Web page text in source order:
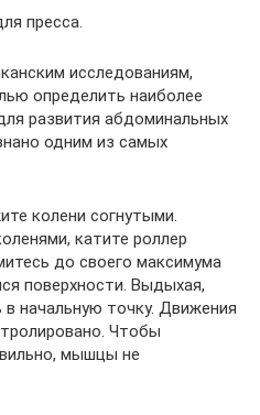
пресса.
исследованиям,
определить наиболее
развития абдоминальных
одним из самых
колени согнутыми.
катите роллер
до своего максимума
поверхности. Выдыхая,
начальную точку. Движения
Чтобы
мышцы не